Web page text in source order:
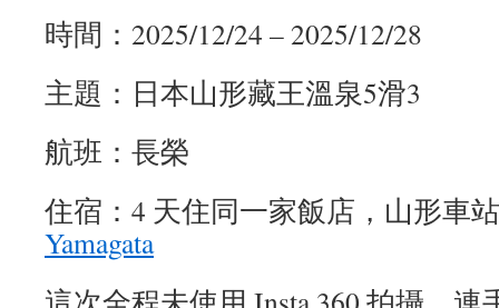
時間：2025/12/24 – 2025/12/28
主題：日本山形藏王溫泉5滑3
航班：長榮
住宿：4 天住同一家飯店，山形車
Yamagata